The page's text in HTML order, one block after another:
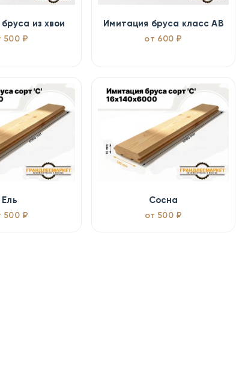
из хвои
500 ₽
Имитация бруса класс АВ
от 600 ₽
Ель
500 ₽
Сосна
от 500 ₽